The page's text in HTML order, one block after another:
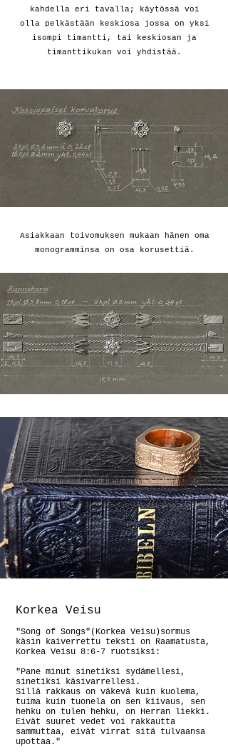
kahdella eri tavalla; käytössä voi
olla pelkästään keskiosa jossa on yksi
isompi timantti, tai keskiosan ja
timanttikukan voi yhdistää.
Asiakkaan toivomuksen mukaan hänen oma
monogramminsa on osa korusettiä.
Korkea Veisu
"Song of Songs"(Korkea Veisu)sormus
käsin kaiverrettu teksti on Raamatusta,
Korkea Veisu 8:6-7 ruotsiksi:
"Pane minut sinetiksi sydämellesi,
sinetiksi käsivarrellesi.
Sillä rakkaus on väkevä kuin kuolema,
tuima kuin tuonela on sen kiivaus, sen
hehku on tulen hehku, on Herran liekki.
Eivät suuret vedet voi rakkautta
sammuttaa, eivät virrat sitä tulvaansa
upottaa."